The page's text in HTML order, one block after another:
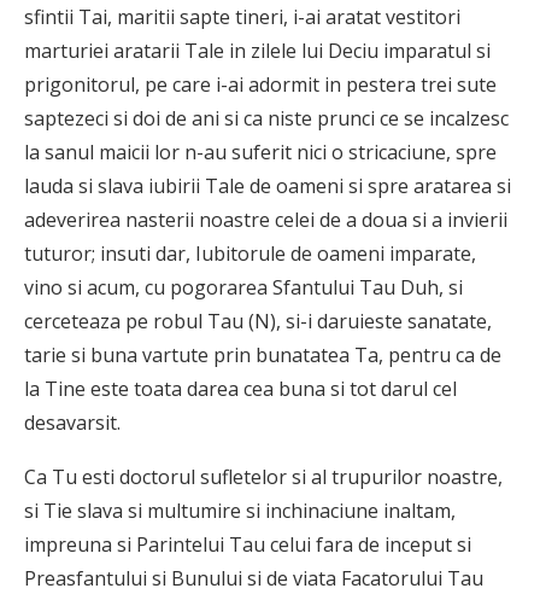
sfintii Tai, maritii sapte tineri, i-ai aratat vestitori
marturiei aratarii Tale in zilele lui Deciu imparatul si
prigonitorul, pe care i-ai adormit in pestera trei sute
saptezeci si doi de ani si ca niste prunci ce se incalzesc
la sanul maicii lor n-au suferit nici o stricaciune, spre
lauda si slava iubirii Tale de oameni si spre aratarea si
adeverirea nasterii noastre celei de a doua si a invierii
tuturor; insuti dar, Iubitorule de oameni imparate,
vino si acum, cu pogorarea Sfantului Tau Duh, si
cerce­teaza pe robul Tau (N), si-i daruieste sanatate,
tarie si buna vartute prin bunatatea Ta, pentru ca de
la Tine este toata darea cea buna si tot darul cel
desavarsit.
Ca Tu esti doctorul sufletelor si al trupurilor noas­tre,
si Tie slava si multumire si inchinaciune inaltam,
impreuna si Parintelui Tau celui fara de inceput si
Preasfantului si Bunului si de viata Facatorului Tau